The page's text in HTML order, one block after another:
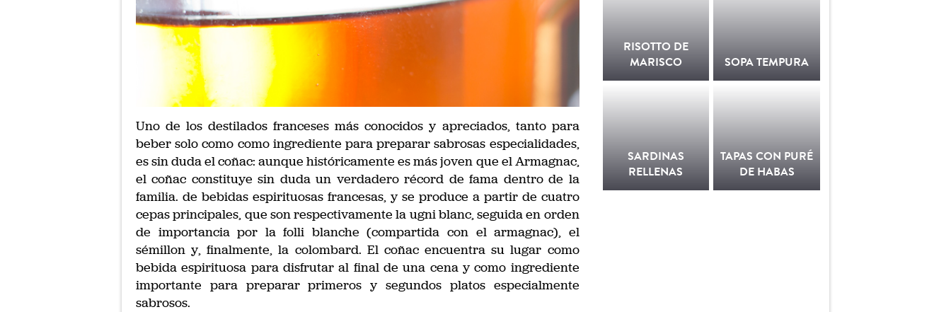
Uno de los destilados franceses más conocidos y apreciados, tanto para
beber solo como como ingrediente para preparar sabrosas especialidades,
es sin duda el coñac: aunque históricamente es más joven que el Armagnac,
el coñac constituye sin duda un verdadero récord de fama dentro de la
familia. de bebidas espirituosas francesas, y se produce a partir de cuatro
cepas principales, que son respectivamente la ugni blanc, seguida en orden
de importancia por la folli blanche (compartida con el armagnac), el
sémillon y, finalmente, la colombard. El coñac encuentra su lugar como
bebida espirituosa para disfrutar al final de una cena y como ingrediente
importante para preparar primeros y segundos platos especialmente
sabrosos.
RISOTTO DE
MARISCO
SOPA TEMPURA
SARDINAS
RELLENAS
TAPAS CON PURÉ
DE HABAS